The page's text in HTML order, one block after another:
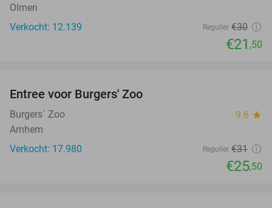
Olmen
Verkocht: 12.139
Regulier €30
€21 ,50
Entree voor Burgers' Zoo
Burgers´ Zoo 9.6 star
Arnhem
Verkocht: 17.980
Regulier €31
€25,50